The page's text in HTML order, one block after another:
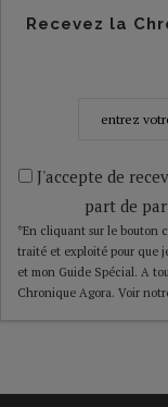
Recevez la
J'accepte de
part de
*En cliquant sur le bouton
traité et exploité pour que
et mon Guide Spécial. A
Chronique Agora. Voir